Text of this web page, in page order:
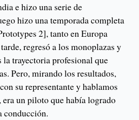
e hizo una serie de
hizo una temporada completa
2], tanto en Europa
regresó a los monoplazas y
la trayectoria profesional que
Pero, mirando los resultados,
su representante y hablamos
un piloto que había logrado
conducción.